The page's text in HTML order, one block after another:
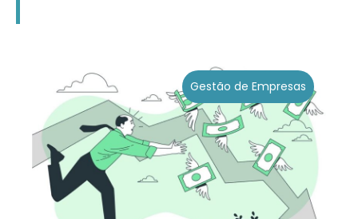
Gestão de Empresas